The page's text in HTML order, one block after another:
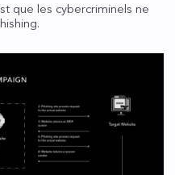
que les cybercriminels ne